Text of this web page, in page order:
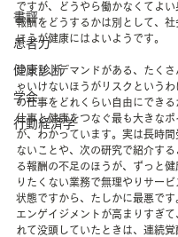
書評
患者力
健康診断
学会
行動経済学
ですが、どうやら働かなくてよい
報酬をどうするかは別として、
ほうが健康にはよいようです。
つまり、デマンドがある、たく
ゃいけないほうがリスクという
の仕事をどれくらい自由にできる
仕事と健康をつなぐ最も大きなポ
が、わかっています。実は長時
ないことや、次の研究で紹介す
る報酬の不足のほうが、ずっと
りたくない業務で無理やりサー
状態ですから、たしかに最悪です
エンゲイジメントが高まりすぎ
れて没頭していたときは、連続